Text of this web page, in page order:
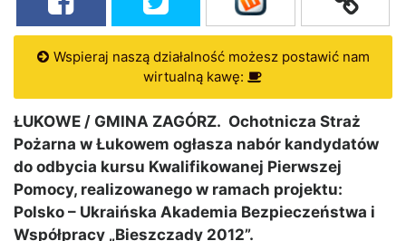
Wspieraj naszą działalność możesz postawić nam
wirtualną kawę:
ŁUKOWE / GMINA ZAGÓRZ. Ochotnicza Straż
Pożarna w Łukowem ogłasza nabór kandydatów
do odbycia kursu Kwalifikowanej Pierwszej
Pomocy, realizowanego w ramach projektu:
Polsko – Ukraińska Akademia Bezpieczeństwa i
Współpracy „Bieszczady 2012”.